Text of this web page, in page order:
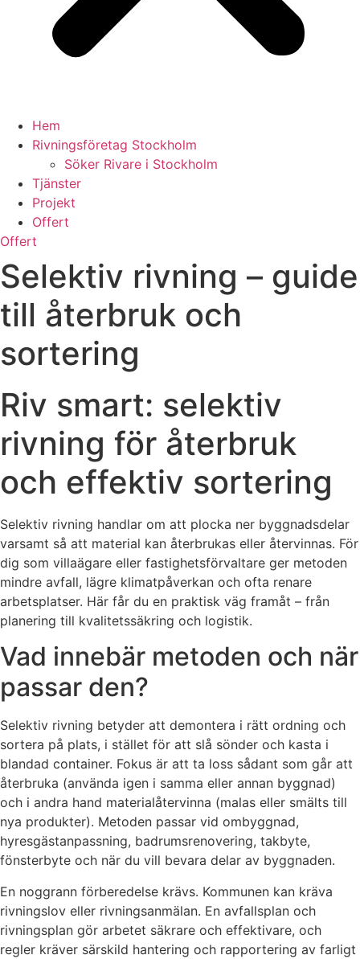
Hem
Rivningsföretag Stockholm
Söker Rivare i Stockholm
Tjänster
Projekt
Offert
Offert
Selektiv rivning – guide
till återbruk och
sortering
Riv smart: selektiv
rivning för återbruk
och effektiv sortering
Selektiv rivning handlar om att plocka ner byggnadsdelar
varsamt så att material kan återbrukas eller återvinnas. För
dig som villaägare eller fastighetsförvaltare ger metoden
mindre avfall, lägre klimatpåverkan och ofta renare
arbetsplatser. Här får du en praktisk väg framåt – från
planering till kvalitetssäkring och logistik.
Vad innebär metoden och när
passar den?
Selektiv rivning betyder att demontera i rätt ordning och
sortera på plats, i stället för att slå sönder och kasta i
blandad container. Fokus är att ta loss sådant som går att
återbruka (använda igen i samma eller annan byggnad)
och i andra hand materialåtervinna (malas eller smälts till
nya produkter). Metoden passar vid ombyggnad,
hyresgästanpassning, badrumsrenovering, takbyte,
fönsterbyte och när du vill bevara delar av byggnaden.
En noggrann förberedelse krävs. Kommunen kan kräva
rivningslov eller rivningsanmälan. En avfallsplan och
rivningsplan gör arbetet säkrare och effektivare, och
regler kräver särskild hantering och rapportering av farligt